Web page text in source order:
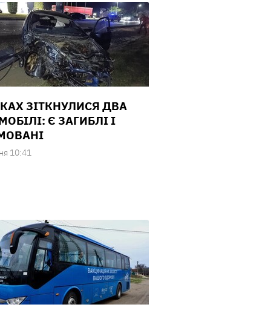
ЗІТКНУЛИСЯ ДВА
Є ЗАГИБЛІ І
10:41